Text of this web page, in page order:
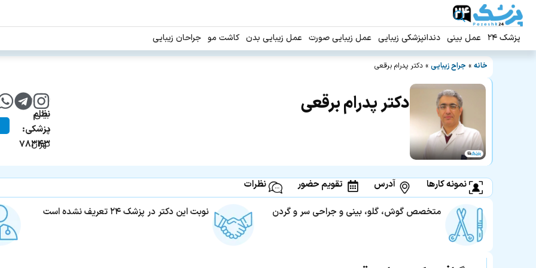
پزشک ۲۴ عمل بینی دندانپزشکی زیبایی عمل زیبایی صورت عمل زیبایی بدن کاشت مو جراحان زیبایی
خانه » جراح زیبایی » دکتر پدرام برقعی
دکتر پدرام برقعی
جراح
بینی
در
تهران
شماره
نظام
پزشکی:
۷۸۳۴۳
نمونه کارها آدرس تقویم حضور
نظرات
متخصص گوش، گلو، بینی و جراحی سر و گردن
نوبت این دکتر در پزشک ۲۴ تعریف نشده است